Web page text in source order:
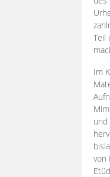
Teil
Im
und
von